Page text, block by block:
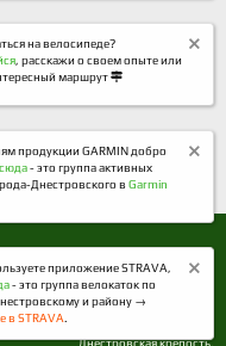
до 1944 года. Расположен наш
в Одесской области где и Белгород-
Днестровская крепость.
на велосипеде?
, расскажи о своем опыте или
маршрут
продукции GARMIN добро
сюда- это группа активных
Днестровского в Garmin
приложение STRAVA,
- это группа велокаток по
и району →
в STRAVA